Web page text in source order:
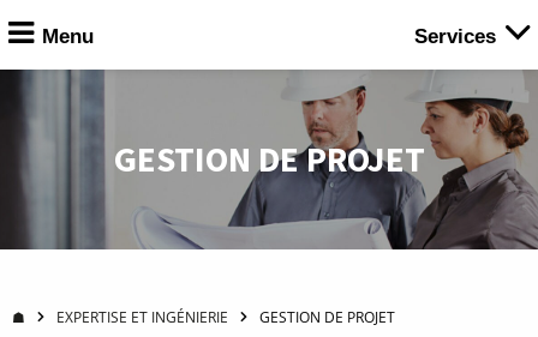
GESTION DE PROJET
☗ EXPERTISE ET INGÉNIERIE GESTION DE PROJET
Menu Services